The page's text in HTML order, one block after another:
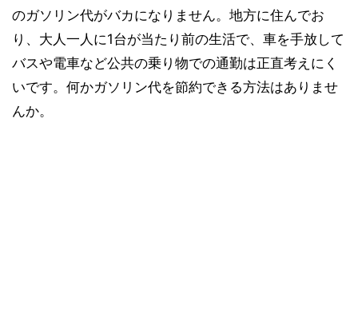
のガソリン代がバカになりません。地方に住んでお
り、大人一人に1台が当たり前の生活で、車を手放して
バスや電車など公共の乗り物での通勤は正直考えにく
いです。何かガソリン代を節約できる方法はありませ
んか。